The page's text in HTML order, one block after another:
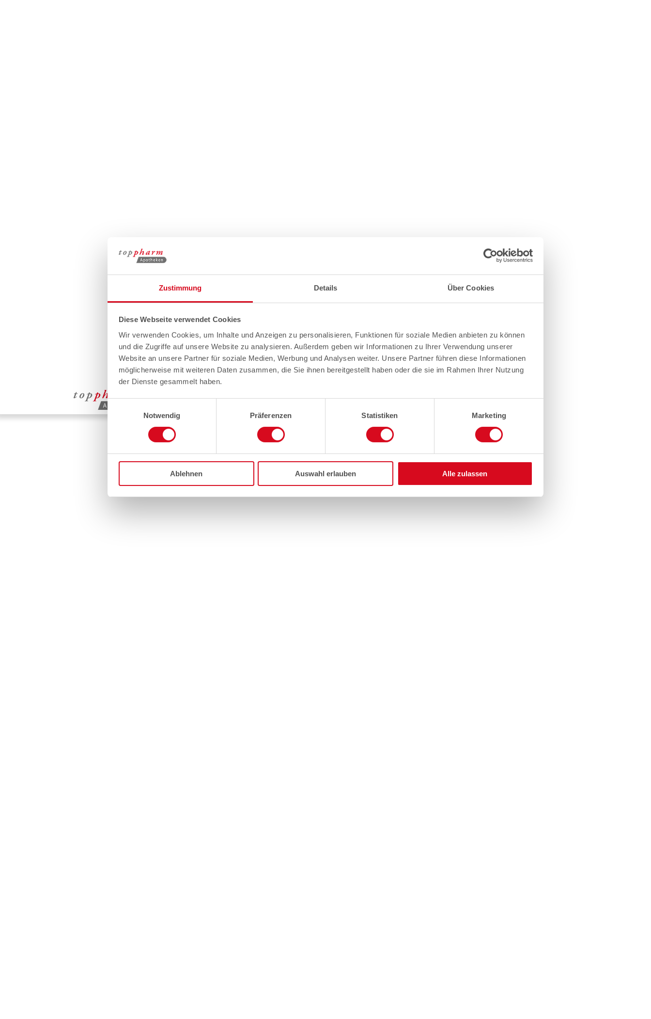
Zustimmung Details Über Cookies
Diese Webseite verwendet Cookies
Wir verwenden Cookies, um Inhalte und Anzeigen zu personalisieren, Funktionen für soziale Medien anbieten zu können
und die Zugriffe auf unsere Website zu analysieren. Außerdem geben wir Informationen zu Ihrer Verwendung unserer
Website an unsere Partner für soziale Medien, Werbung und Analysen weiter. Unsere Partner führen diese Informationen
möglicherweise mit weiteren Daten zusammen, die Sie ihnen bereitgestellt haben oder die sie im Rahmen Ihrer Nutzung
der Dienste gesammelt haben.
Einwilligungsauswahl
Notwendig
Präferenzen Statistiken Marketing
Ablehnen Auswahl erlauben Alle zulassen